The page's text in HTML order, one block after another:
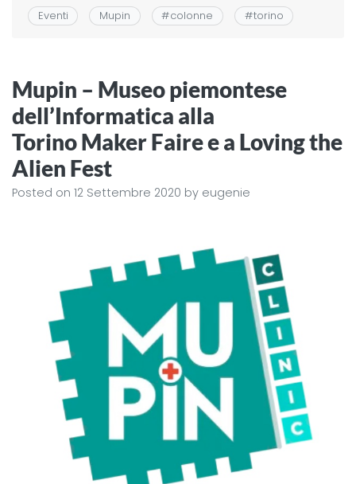
Eventi Mupin #colonne #torino
Mupin – Museo piemontese
dell’Informatica alla
Torino Maker Faire e a Loving the
Alien Fest
Posted on 12 Settembre 2020 by eugenie